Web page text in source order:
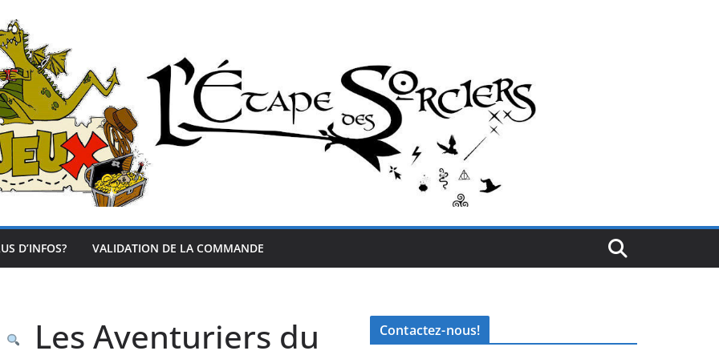
D’INFOS? VALIDATION DE LA COMMANDE
Les Aventuriers du
Contactez-nous!